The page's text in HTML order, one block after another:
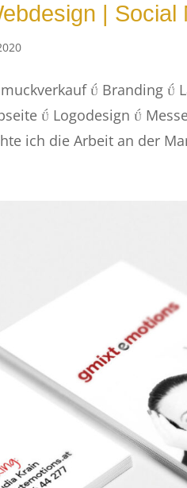
| Social
 Branding 
 Logodesign 
ich die Arbeit an der